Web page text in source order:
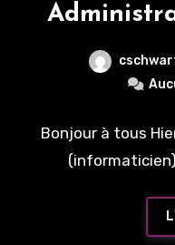
Bonjour à tous